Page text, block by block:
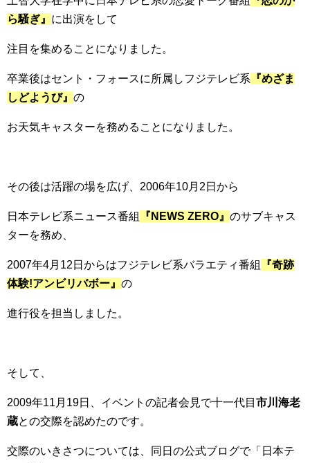
ら騒ぎ』 に出演をして
注目を集めることになりました。
卒業後はセント・フォースに所属しフジテレビ系 『めざま
しどようび』 の
お天気キャスターを務めることになりました。
その後は活躍の場を広げ、2006年10月2日から
日本テレビ系ニュース番組 『NEWS ZERO』 のサブキャス
ターを務め、
2007年4月12日からはフジテレビ系バラエティ番組
『奇跡
体験!アンビリバボー』 の
進行役を担当しました。
そして、
2009年11月19日、イベントの記者会見で十一代目 市川海老
蔵との交際を認めたのです。
交際のいきさつについては、同日の公式ブログで「日本テ